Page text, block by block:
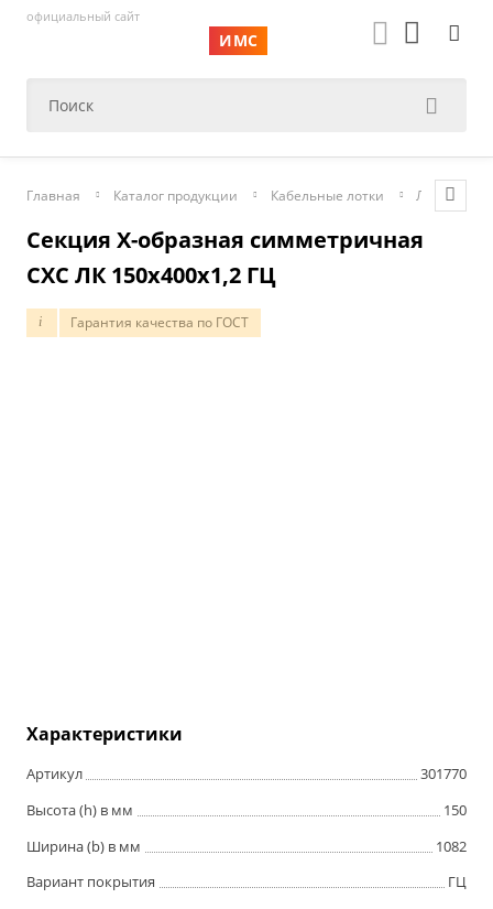
официальный сайт
ИМС
Главная Каталог продукции Кабельные лотки Листовые
Секция Х-образная симметричная
СХС ЛК 150х400х1,2 ГЦ
i Гарантия качества по ГОСТ
Характеристики
Артикул
301770
Высота (h) в мм
150
Ширина (b) в мм
1082
Вариант покрытия
ГЦ